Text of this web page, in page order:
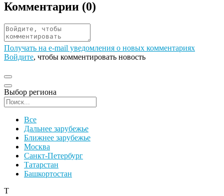
Комментарии (0)
Получать на e‑mail уведомления о новых комментариях
Войдите, чтобы комментировать новость
Выбор региона
Все
Дальнее зарубежье
Ближнее зарубежье
Москва
Санкт-Петербург
Татарстан
Башкортостан
Т